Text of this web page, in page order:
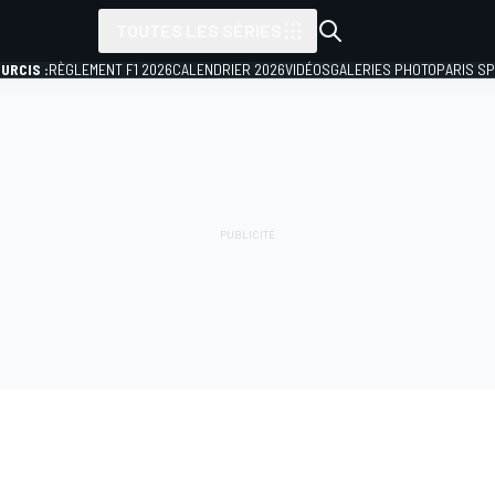
:RÈGLEMENT F1 2026CALENDRIER 2026VIDÉOSGALERIES PHOTOPARIS